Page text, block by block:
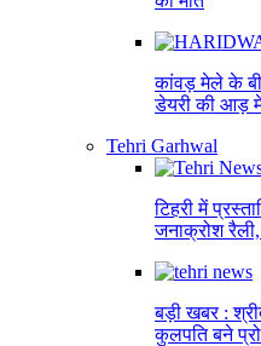
कांवड़ मेले के
डेयरी की आड़
Tehri Garhwal
टिहरी में
जनाक्रोश
बड़ी खबर :
कुलपति बने